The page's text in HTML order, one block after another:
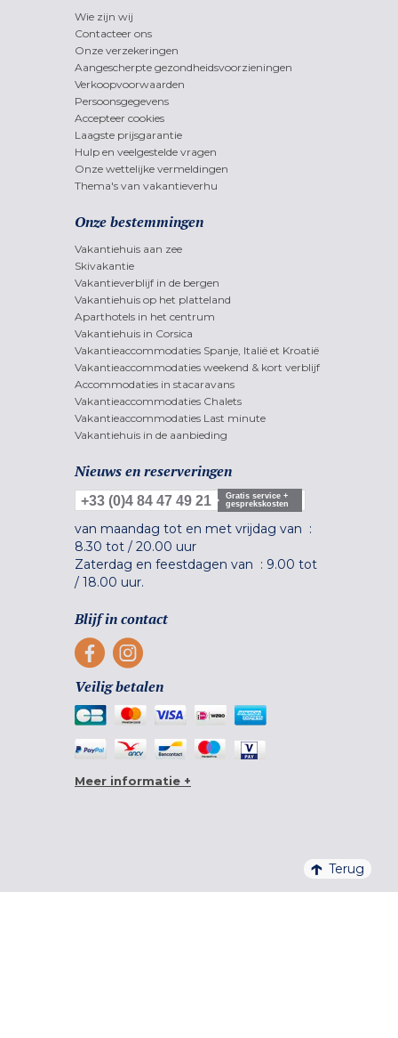
Wie zijn wij
Contacteer ons
Onze verzekeringen
Aangescherpte gezondheidsvoorzieningen
Verkoopvoorwaarden
Persoonsgegevens
Accepteer cookies
Laagste prijsgarantie
Hulp en veelgestelde vragen
Onze wettelijke vermeldingen
Thema's van vakantieverhu
Onze bestemmingen
Vakantiehuis aan zee
Skivakantie
Vakantieverblijf in de bergen
Vakantiehuis op het platteland
Aparthotels in het centrum
Vakantiehuis in Corsica
Vakantieaccommodaties Spanje, Italië et Kroatië
Vakantieaccommodaties weekend & kort verblijf
Accommodaties in stacaravans
Vakantieaccommodaties Chalets
Vakantieaccommodaties Last minute
Vakantiehuis in de aanbieding
Nieuws en reserveringen
+33 (0)4 84 47 49 21
Gratis service +
gesprekskosten
van maandag tot en met vrijdag van :
8.30 tot / 20.00 uur
Zaterdag en feestdagen van : 9.00 tot
/ 18.00 uur.
Blijf in contact
Veilig betalen
Meer informatie +
Terug